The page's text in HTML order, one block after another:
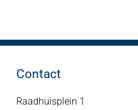
Contact
Raadhuisplein 1